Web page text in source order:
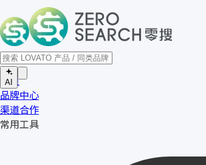
AI
首页
品牌中心
渠道合作
常用工具